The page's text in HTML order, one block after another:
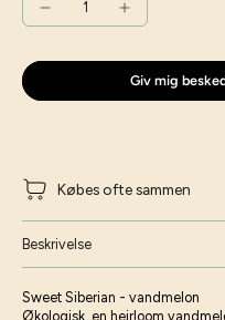
Giv mig
Købes ofte sammen
Beskrivelse
Sweet Siberian - vandmelon
Økologisk, en heirloom